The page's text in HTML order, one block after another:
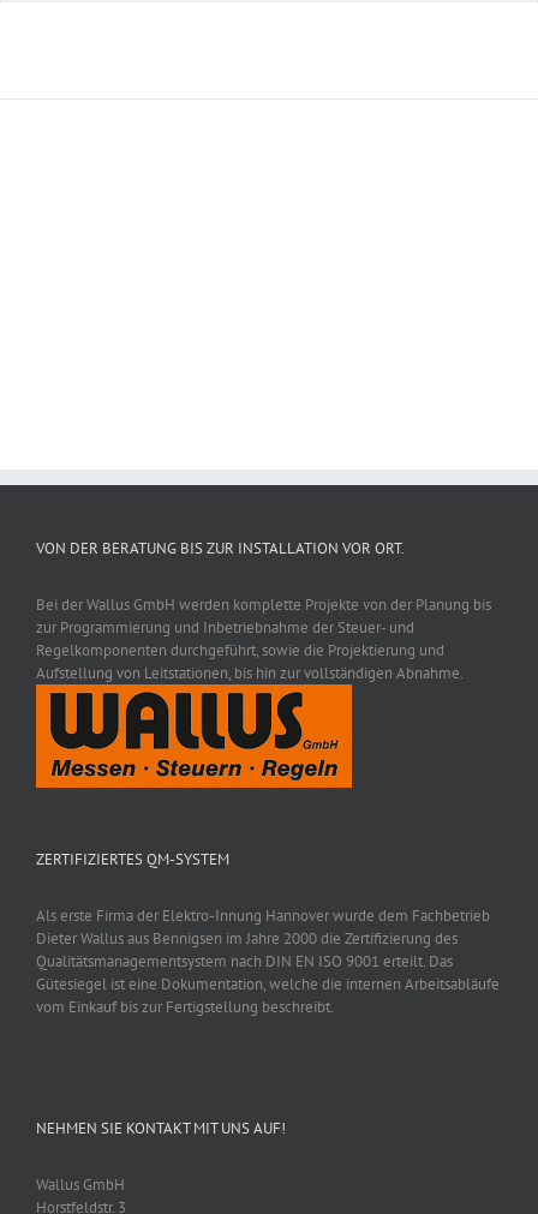
VON DER BERATUNG BIS ZUR INSTALLATION VOR ORT.
Bei der Wallus GmbH werden komplette Projekte von der Planung bis
zur Programmierung und Inbetriebnahme der Steuer- und
Regelkomponenten durchgeführt, sowie die Projektierung und
Aufstellung von Leitstationen, bis hin zur vollständigen Abnahme.
ZERTIFIZIERTES QM-SYSTEM
Als erste Firma der Elektro-Innung Hannover wurde dem Fachbetrieb
Dieter Wallus aus Bennigsen im Jahre 2000 die Zertifizierung des
Qualitätsmanagementsystem nach DIN EN ISO 9001 erteilt. Das
Gütesiegel ist eine Dokumentation, welche die internen Arbeitsabläufe
vom Einkauf bis zur Fertigstellung beschreibt.
NEHMEN SIE KONTAKT MIT UNS AUF!
Wallus GmbH
Horstfeldstr. 3